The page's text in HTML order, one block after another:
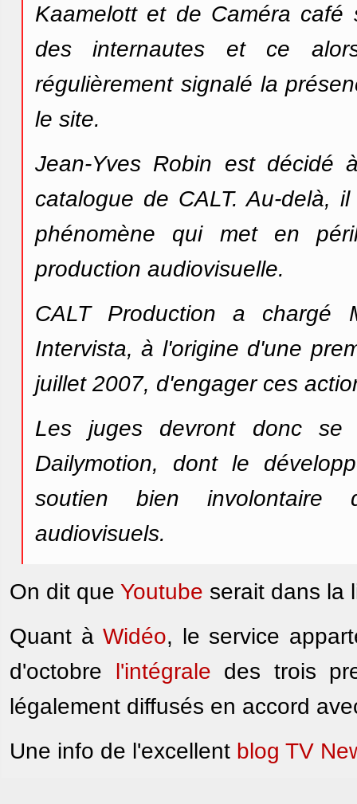
Kaamelott et de Caméra
des internautes et ce
régulièrement signalé la
le site.
Jean-Yves Robin est décidé
catalogue de CALT. Au-delà,
phénomène qui met en
production audiovisuelle.
CALT Production a chargé
Intervista, à l'origine d'une
juillet 2007, d'engager ces
Les juges devront donc se
Dailymotion, dont le
soutien bien involontaire
audiovisuels.
On dit que Youtube serait dans la
Quant àWidéo, le service
d'octobre l'intégrale des trois
légalement diffusés en accord
Une info de l'excellent blog TV